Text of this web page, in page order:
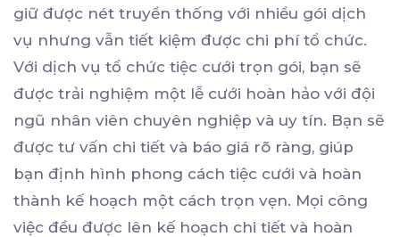
giữ được nét truyền thống với nhiều gói dịch
vụ nhưng vẫn tiết kiệm được chi phí tổ chức.
Với dịch vụ tổ chức tiệc cưới trọn gói, bạn sẽ
được trải nghiệm một lễ cưới hoàn hảo với đội
ngũ nhân viên chuyên nghiệp và uy tín. Bạn sẽ
được tư vấn chi tiết và báo giá rõ ràng, giúp
bạn định hình phong cách tiệc cưới và hoàn
thành kế hoạch một cách trọn vẹn. Mọi công
việc đều được lên kế hoạch chi tiết và hoàn